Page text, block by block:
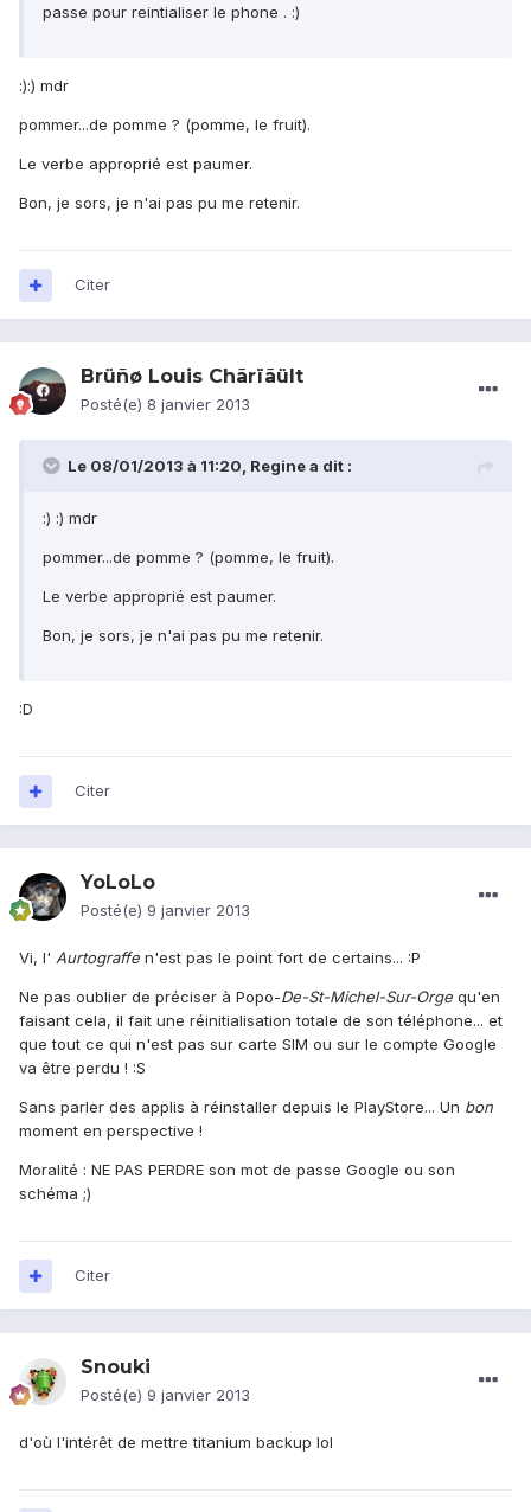
passe pour reintialiser le phone . :)
:):) mdr
pommer...de pomme ? (pomme, le fruit).
Le verbe approprié est paumer.
Bon, je sors, je n'ai pas pu me retenir.
Citer
Brüñø Louis Chãrïãült
Posté(e) 8 janvier 2013
Le 08/01/2013 à 11:20, Regine a dit :
:) :) mdr
pommer...de pomme ? (pomme, le fruit).
Le verbe approprié est paumer.
Bon, je sors, je n'ai pas pu me retenir.
:D
Citer
YoLoLo
Posté(e) 9 janvier 2013
Vi, l' Aurtograffe n'est pas le point fort de certains... :P
Ne pas oublier de préciser à Popo-De-St-Michel-Sur-Orge qu'en
faisant cela, il fait une réinitialisation totale de son téléphone... et
que tout ce qui n'est pas sur carte SIM ou sur le compte Google
va être perdu ! :S
Sans parler des applis à réinstaller depuis le PlayStore... Un bon
moment en perspective !
Moralité : NE PAS PERDRE son mot de passe Google ou son
schéma ;)
Citer
Snouki
Posté(e) 9 janvier 2013
d'où l'intérêt de mettre titanium backup lol